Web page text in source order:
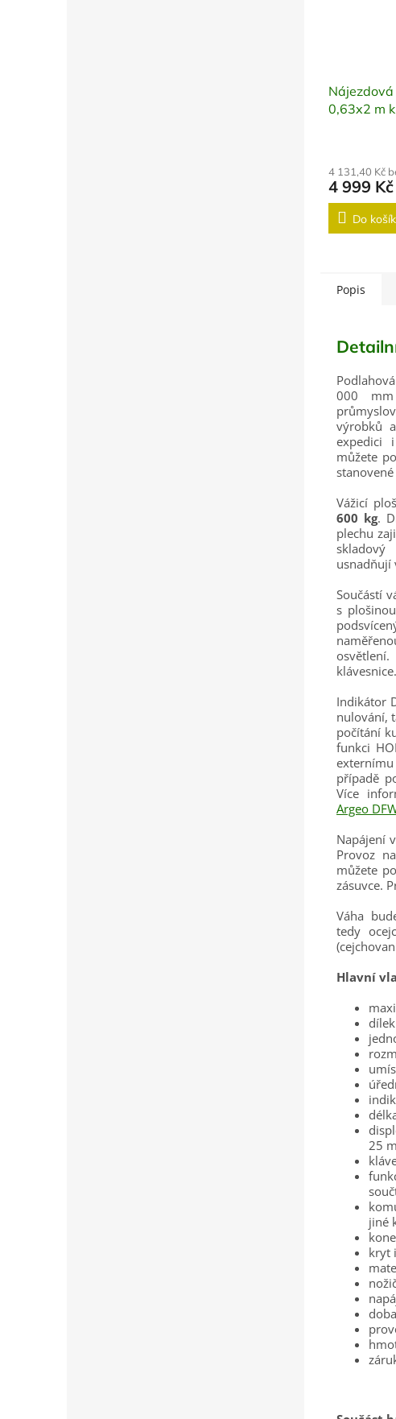
0,63x2 m
4 131,40 Kč
4 999 Kč
Do
Popis
000
výrobků
expedici
můžete
Vážicí
600 kg.
plechu
usnadňují
Součástí
s
klávesnice.
Indikátor
nulování,
počítání
funkci
případě
Více
Argeo
Napájení
Provoz
můžete
zásuvce.
Váha
tedy
Hlavní
25
jiné
kryt